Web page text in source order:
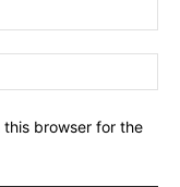
this browser for the